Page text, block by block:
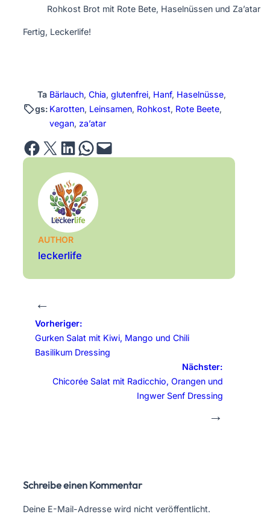
Rohkost Brot mit Rote Bete, Haselnüssen und Za’atar
Fertig, Leckerlife!
Ta
gs:
Bärlauch, Chia, glutenfrei, Hanf, Haselnüsse
Karotten, Leinsamen, Rohkost, Rote Beete
vegan, za’atar
Share on Facebook Email this Page Share on LinkedIn Share on WhatsApp Email this Page
AUTHOR
leckerlife
←
Vorheriger:
Gurken Salat mit Kiwi, Mango und Chili
Basilikum Dressing
Nächster:
Chicorée Salat mit Radicchio, Orangen und
Ingwer Senf Dressing
→
Schreibe einen Kommentar
Deine E-Mail-Adresse wird nicht veröffentlicht.